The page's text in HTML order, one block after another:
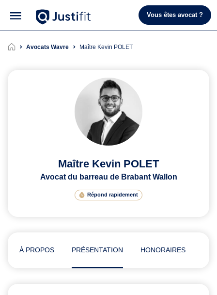
Vous êtes avocat ?
Avocats Wavre Maître Kevin POLET
Maître Kevin POLET
Avocat du barreau de Brabant Wallon
Répond rapidement
À PROPOS PRÉSENTATION HONORAIRES